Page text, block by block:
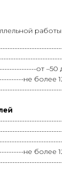
работы
от
не более
не более